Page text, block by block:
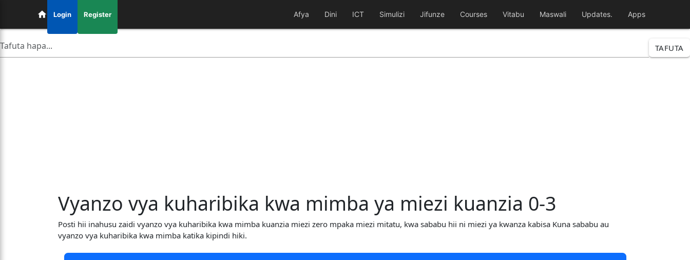
Login Register Afya Dini ICT Simulizi Jifunze Courses Vitabu Maswali Updates. Apps
TAFUTA
Vyanzo vya kuharibika kwa mimba ya miezi kuanzia 0-3
Posti hii inahusu zaidi vyanzo vya kuharibika kwa mimba kuanzia miezi zero mpaka miezi mitatu, kwa sababu hii ni miezi ya kwanza kabisa Kuna sababu au
vyanzo vya kuharibika kwa mimba katika kipindi hiki.